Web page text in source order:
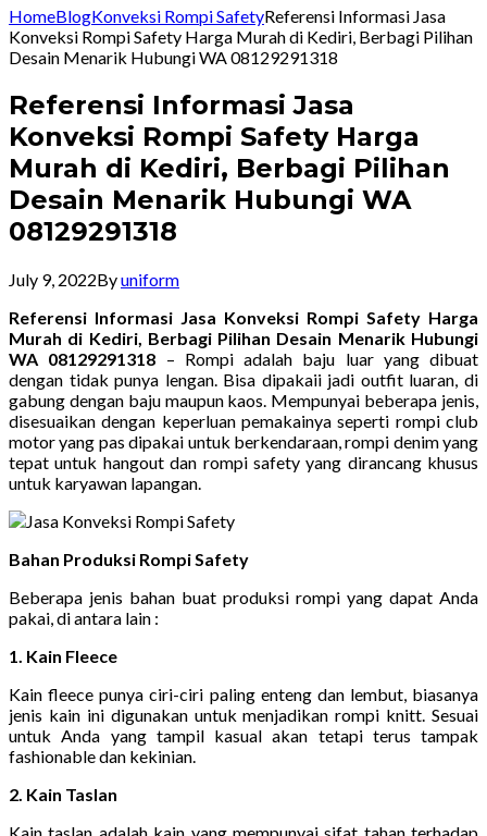
HomeBlogKonveksi Rompi SafetyReferensi Informasi Jasa
Konveksi Rompi Safety Harga Murah di Kediri, Berbagi Pilihan
Desain Menarik Hubungi WA 08129291318
Referensi Informasi Jasa
Konveksi Rompi Safety Harga
Murah di Kediri, Berbagi Pilihan
Desain Menarik Hubungi WA
08129291318
July 9, 2022Byuniform
Referensi Informasi Jasa Konveksi Rompi Safety Harga
Murah di Kediri, Berbagi Pilihan Desain Menarik Hubungi
WA 08129291318 – Rompi adalah baju luar yang dibuat
dengan tidak punya lengan. Bisa dipakaii jadi outfit luaran, di
gabung dengan baju maupun kaos. Mempunyai beberapa jenis,
disesuaikan dengan keperluan pemakainya seperti rompi club
motor yang pas dipakai untuk berkendaraan, rompi denim yang
tepat untuk hangout dan rompi safety yang dirancang khusus
untuk karyawan lapangan.
Bahan Produksi Rompi Safety
Beberapa jenis bahan buat produksi rompi yang dapat Anda
pakai, di antara lain :
1. Kain Fleece
Kain fleece punya ciri-ciri paling enteng dan lembut, biasanya
jenis kain ini digunakan untuk menjadikan rompi knitt. Sesuai
untuk Anda yang tampil kasual akan tetapi terus tampak
fashionable dan kekinian.
2. Kain Taslan
Kain taslan adalah kain yang mempunyai sifat tahan terhadap